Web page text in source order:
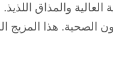
العالية والمذاق اللذيذ.
الصحية. هذا المزيج